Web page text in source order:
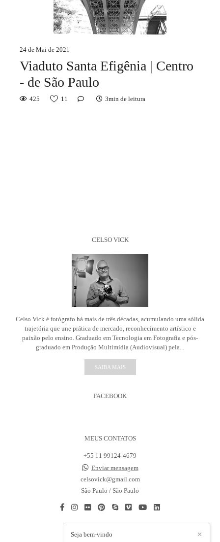
24 de Mai de 2021
Viaduto Santa Efigênia | Centro
- de São Paulo
425 11 3min de leitura
CELSO VICK
Celso Vick é fotógrafo há mais de três décadas, acumulando uma sólida
trajetória que une prática de mercado, reconhecimento artístico e
paixão pelo ensino. Graduado em Tecnologia em Fotografia e pós-
graduado em Produção Multimídia (Audiovisual) pela...
SAIBA MAIS
FACEBOOK
MEUS CONTATOS
+55 11 99124-4679
Enviar mensagem
celsovick@gmail.com
São Paulo / São Paulo
CONTATO
✕
Seja bem-vindo